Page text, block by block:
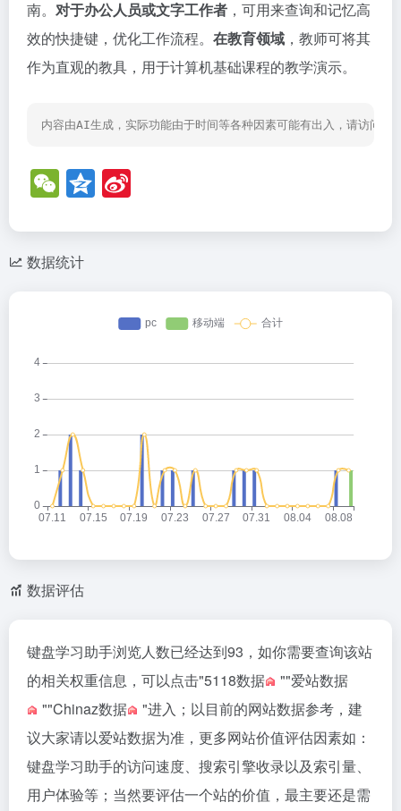
南。 对于办公人员或文字工作者 ，可用来查询和记忆高
效的快捷键，优化工作流程。 在教育领域 ，教师可将其
作为直观的教具，用于计算机基础课程的教学演示。
内容由AI生成，实际功能由于时间等各种因素可能有出入，请访问网
W
e
C
h
Q
z
o a
b
o
数据统计
数据评估
键盘学习助手浏览人数已经达到93，如你需要查询该站
的相关权重信息，可以点击"5118数据 ""爱站数据
""Chinaz数据
"进入；以目前的网站数据参考，建
议大家请以爱站数据为准，更多网站价值评估因素如：
键盘学习助手的访问速度、搜索引擎收录以及索引量、
用户体验等；当然要评估一个站的价值，最主要还是需